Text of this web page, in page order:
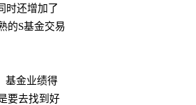
时还增加了
的S基金交易
基金业绩得
要去找到好